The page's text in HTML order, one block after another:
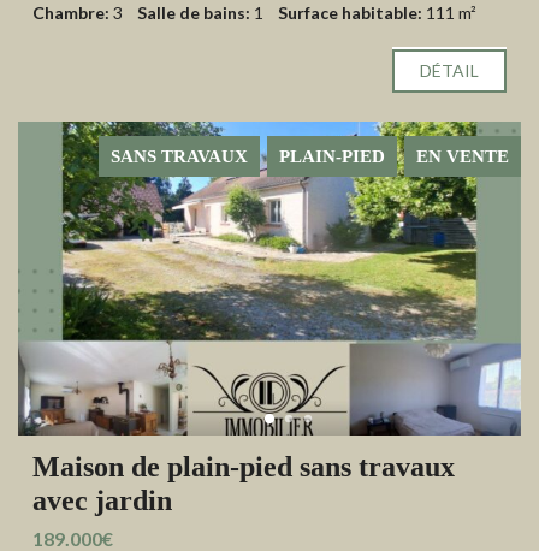
Chambre: 3 Salle de bains: 1 Surface habitable: 111 m²
DÉTAIL
EN VENTE
PLAIN-PIED
SANS TRAVAUX
Maison de plain-pied sans travaux
avec jardin
189.000€